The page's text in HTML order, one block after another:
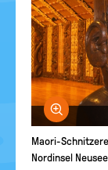
Bild
Maori-
Nordinsel